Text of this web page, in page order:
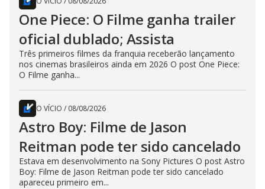
One Piece: O Filme ganha trailer
oficial dublado; Assista
Três primeiros filmes da franquia receberão lançamento
nos cinemas brasileiros ainda em 2026 O post One Piece:
O Filme ganha...
O VÍCIO / 08/08/2026
Astro Boy: Filme de Jason
Reitman pode ter sido cancelado
Estava em desenvolvimento na Sony Pictures O post Astro
Boy: Filme de Jason Reitman pode ter sido cancelado
apareceu primeiro em...